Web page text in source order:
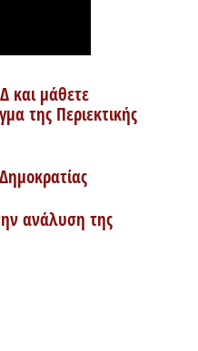
και μάθετε
της Περιεκτικής
ανάλυση της